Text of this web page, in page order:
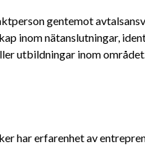
gentemot
inom nätanslutningar,
utbildningar inom
har erfarenhet av